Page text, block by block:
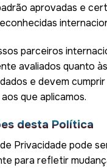
aprovadas e
parceiros
avaliados quanto
e devem
que aplicamos.
desta Política
Privacidade pode
para refletir